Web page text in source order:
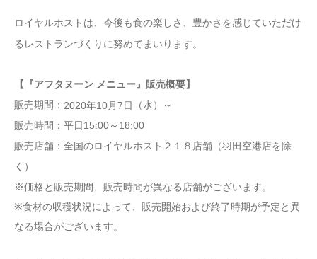
ロイヤルホストは、今後も食の楽しさ、豊かさを感じていただけ
るレストランづくりに努めてまいります。
【『アフタヌーン メニュー』販売概要】
販売期間： 2020年10月7日
（水）～
販売時間：平日15:00～18:00
販売店舗：全国のロイヤルホスト２１８店舗（羽田空港店を除
く）
※価格と販売期間、販売時間が異なる店舗がございます。
※食材の収穫状況によって、販売開始および終了時期が予定と異
なる場合がございます。